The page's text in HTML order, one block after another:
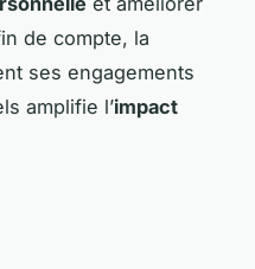
de compte, la
ses engagements
amplifie l’impact